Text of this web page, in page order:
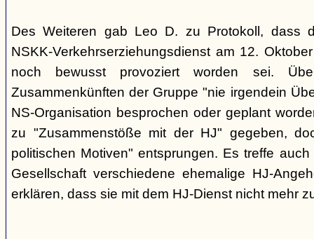
Des Weiteren gab Leo D. zu Protokoll, dass
NSKK-Verkehrserziehungsdienst am 12.
noch bewusst provoziert worden sei.
Zusammenkünften der Gruppe "nie irgendein
NS-Organisation besprochen oder geplant
zu "Zusammenstöße mit der HJ" gegeben,
politischen Motiven" entsprungen. Es treffe
Gesellschaft verschiedene ehemalige HJ-
erklären, dass sie mit dem HJ-Dienst nicht mehr